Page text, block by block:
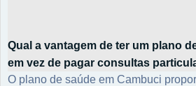
Qual a vantagem de ter um plano
em vez de pagar consultas
O plano de saúde em Cambuci